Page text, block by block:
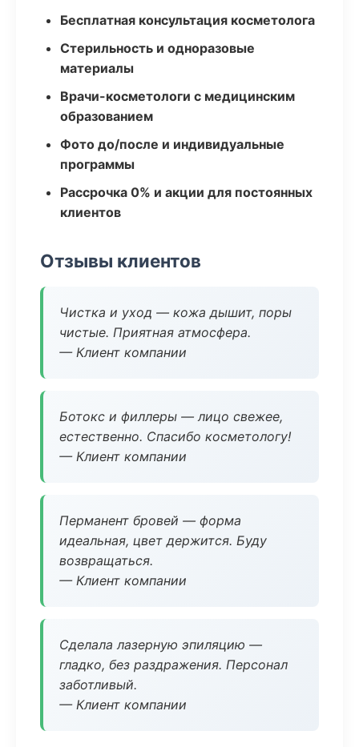
Бесплатная консультация косметолога
Стерильность и одноразовые
материалы
Врачи-косметологи с медицинским
образованием
Фото до/после и индивидуальные
программы
Рассрочка 0% и акции для постоянных
клиентов
Отзывы клиентов
Чистка и уход — кожа дышит, поры
чистые. Приятная атмосфера.
— Клиент компании
Ботокс и филлеры — лицо свежее,
естественно. Спасибо косметологу!
— Клиент компании
Перманент бровей — форма
идеальная, цвет держится. Буду
возвращаться.
— Клиент компании
Сделала лазерную эпиляцию —
гладко, без раздражения. Персонал
заботливый.
— Клиент компании